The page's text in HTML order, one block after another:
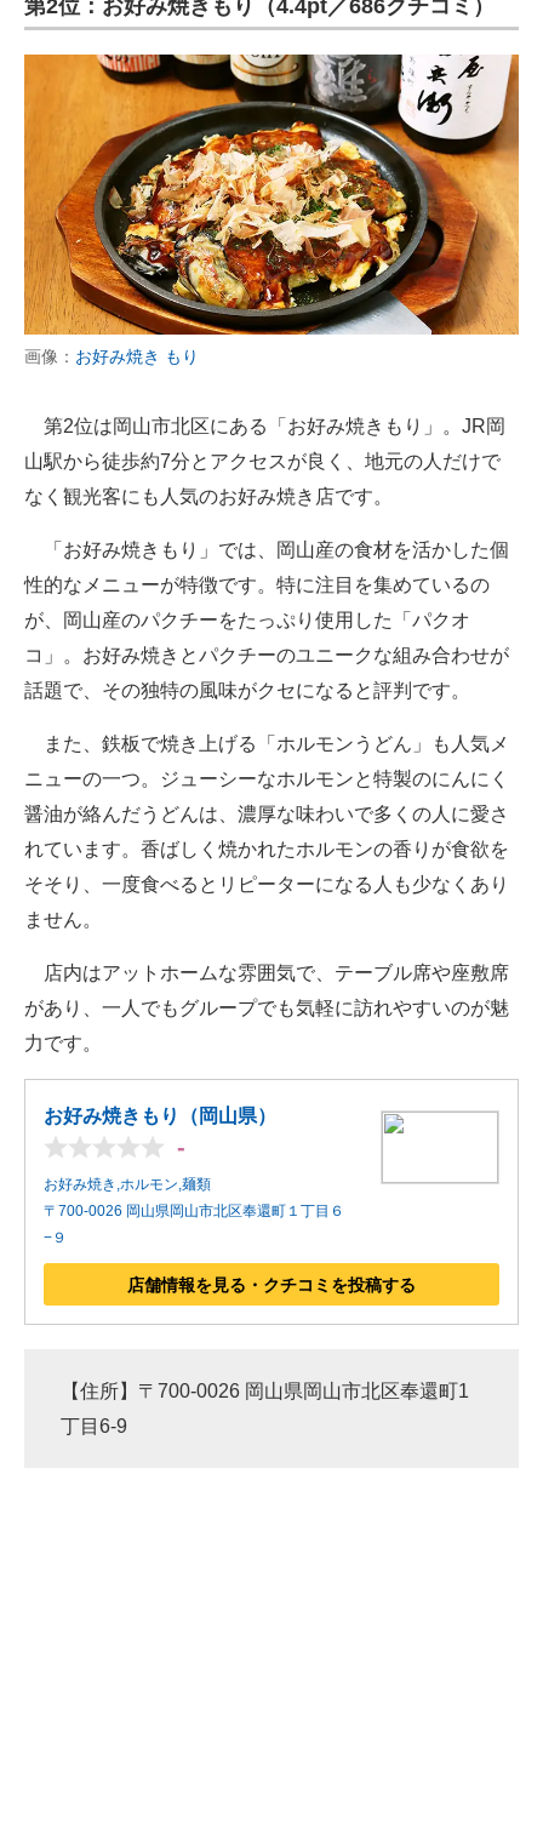
第2位：お好み焼きもり（4.4pt／686クチコミ）
画像： お好み焼き もり
第2位は岡山市北区にある「お好み焼きもり」。JR岡
山駅から徒歩約7分とアクセスが良く、地元の人だけで
なく観光客にも人気のお好み焼き店です。
「お好み焼きもり」では、岡山産の食材を活かした個
性的なメニューが特徴です。特に注目を集めているの
が、岡山産のパクチーをたっぷり使用した「パクオ
コ」。お好み焼きとパクチーのユニークな組み合わせが
話題で、その独特の風味がクセになると評判です。
また、鉄板で焼き上げる「ホルモンうどん」も人気メ
ニューの一つ。ジューシーなホルモンと特製のにんにく
醤油が絡んだうどんは、濃厚な味わいで多くの人に愛さ
れています。香ばしく焼かれたホルモンの香りが食欲を
そそり、一度食べるとリピーターになる人も少なくあり
ません。
店内はアットホームな雰囲気で、テーブル席や座敷席
があり、一人でもグループでも気軽に訪れやすいのが魅
力です。
お好み焼きもり（岡山県）
-
お好み焼き,ホルモン,麺類
〒700-0026 岡山県岡山市北区奉還町１丁目６
−９
店舗情報を見る・クチコミを投稿する
【住所】〒700-0026 岡山県岡山市北区奉還町1
丁目6-9